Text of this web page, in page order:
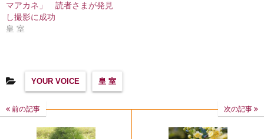
マアカネ」 読者さまが発見
し撮影に成功
皇 室
YOUR VOICE 皇 室
前の記事 次の記事